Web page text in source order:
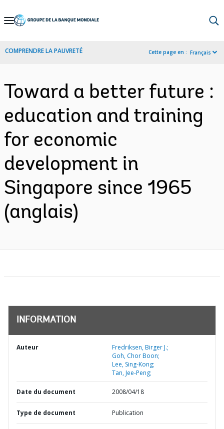
Skip
Navigation
COMPRENDRE LA PAUVRETÉ Cette page en : Français
Toward a better future :
education and training
for economic
development in
Singapore since 1965
(anglais)
INFORMATION
Auteur
Fredriksen, Birger J.;
Goh, Chor Boon;
Lee, Sing-Kong;
Tan, Jee-Peng;
Date du document 2008/04/18
Type de document Publication